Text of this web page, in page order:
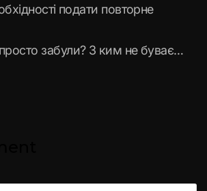
подати повторне
забули? З ким не буває…